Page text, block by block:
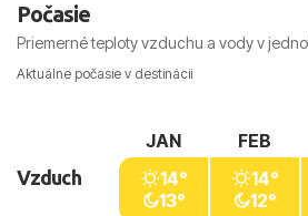
Počasie
Priemerné teploty vzduchu a vody v
Aktuálne počasie v destinácii
Vzduch
JAN
14°
13°
FEB
14°
12°